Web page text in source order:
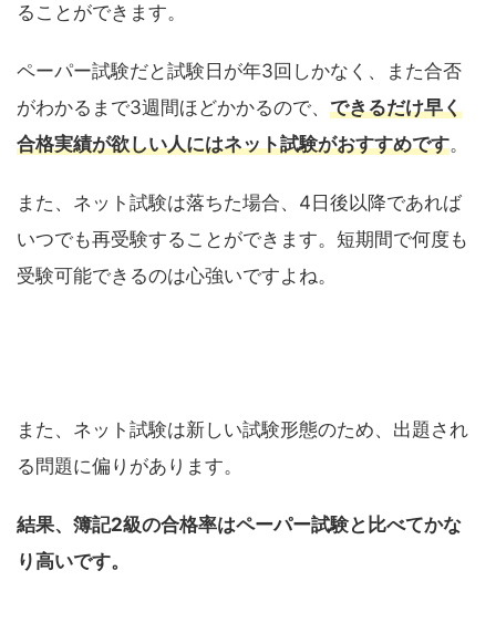
ることができます。
ペーパー試験だと試験日が年3回しかなく、また合否
がわかるまで3週間ほどかかるので、 できるだけ早く
合格実績が欲しい人にはネット試験がおすすめです。
また、ネット試験は落ちた場合、4日後以降であれば
いつでも再受験することができます。短期間で何度も
受験可能できるのは心強いですよね。
また、ネット試験は新しい試験形態のため、出題され
る問題に偏りがあります。
結果、簿記2級の合格率はペーパー試験と比べてかな
り高いです。